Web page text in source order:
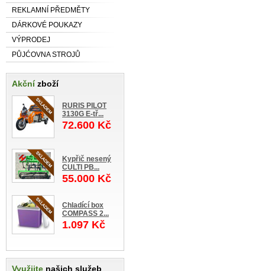
REKLAMNÍ PŘEDMĚTY
DÁRKOVÉ POUKAZY
VÝPRODEJ
PŮJĆOVNA STROJŮ
Akčnízboží
RURIS PILOT
3130G E-tř...
72.600 Kč
Kypřič nesený
CULTI PB...
55.000 Kč
Chladící box
COMPASS 2...
1.097 Kč
Využijte našich služeb